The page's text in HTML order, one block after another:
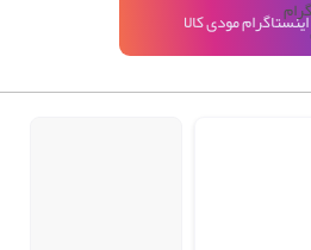
اینستاگرام مودی کالا